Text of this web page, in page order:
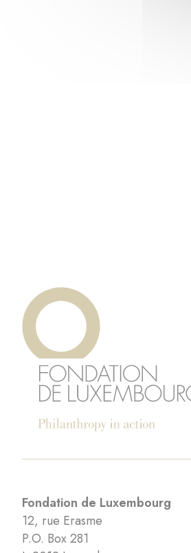
Fondation de Luxembourg
12, rue Erasme
P.O. Box 281